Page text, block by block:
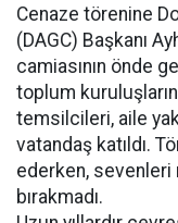
Cenaze törenine
(DAGC) Başkanı
camiasının önde
toplum
temsilcileri, aile
vatandaş katıldı.
ederken, sevenleri
bırakmadı.